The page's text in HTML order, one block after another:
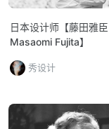
日本设计师【藤田雅臣
Masaomi Fujita】
秀设计